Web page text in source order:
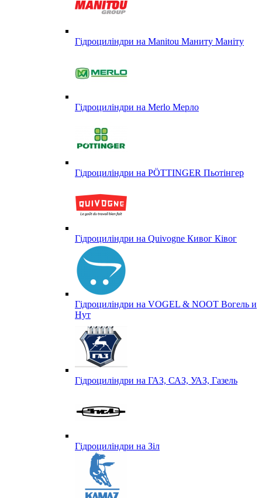
Гідроциліндри на Manitou Маниту Маніту
Гідроциліндри на Merlo Мерло
Гідроциліндри на PÖTTINGER Пьотінгер
Гідроциліндри на Quivogne Кивог Ківог
Гідроциліндри на VOGEL & NOOT Вогель и
Нут
Гідроциліндри на ГАЗ, САЗ, УАЗ, Газель
Гідроциліндри на Зіл